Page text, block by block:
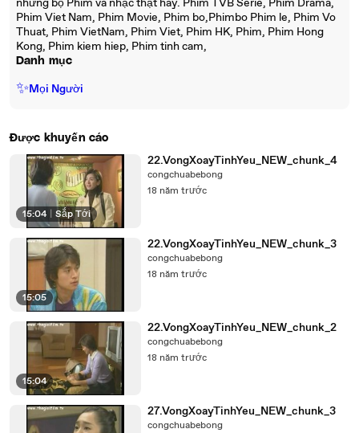
những bộ Phim và nhạc thật hay. Phim TVB Serie, Phim Drama,
Phim Viet Nam, Phim Movie, Phim bo,Phimbo Phim le, Phim Vo
Thuat, Phim VietNam, Phim Viet, Phim HK, Phim, Phim Hong
Kong, Phim kiem hiep, Phim tinh cam,
Danh mục
✨Mọi Người
Được khuyến cáo
15:04 Sắp Tới
22.VongXoayTinhYeu_NEW_chunk_4
congchuabebong
18 năm trước
15:05
22.VongXoayTinhYeu_NEW_chunk_3
congchuabebong
18 năm trước
15:04
22.VongXoayTinhYeu_NEW_chunk_2
congchuabebong
18 năm trước
27.VongXoayTinhYeu_NEW_chunk_3
congchuabebong